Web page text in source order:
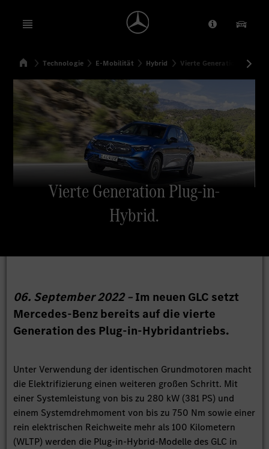
Open menu Anbieter/
SuchenStartseite
Technologie E-Mobilität Hybrid Vierte Generation Plug-
Vierte Generation Plug-in-
Hybrid.
06. September 2022 –Im neuen GLC setzt
Mercedes-Benz bereits auf die vierte
Generation des Plug-in-Hybridantriebs.
Unter Verwendung der identischen Grundmotoren macht
die Elektrifizierung einen weiteren großen Schritt. Mit
einer Systemleistung von bis zu 280 kW (381 PS) und
einem Systemdrehmoment von bis zu 750 Nm sowie einer
rein elektrischen Reichweite mehr als 100 Kilometern
(WLTP) werden die Plug-in-Hybrid-Modelle des GLC in